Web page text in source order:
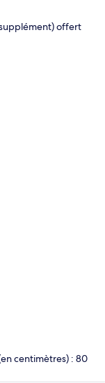
offert
centimètres) : 80